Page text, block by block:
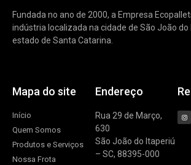
Fundada no ano de 2000, a Empresa
indústria localizada na cidade de São João
estado de Santa Catarina.
Mapa do site
Início
Quem Somos
Produtos e Serviços
Nossa Frota
Endereço
Rua 29 de Março,
630
São João do Itaperiú
– SC, 88395-000